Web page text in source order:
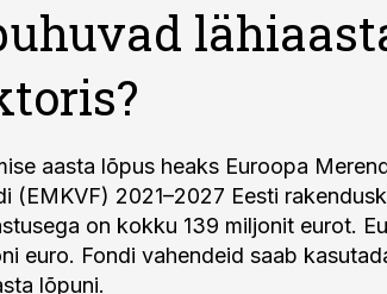
aasta lõpus heaks Euroopa
(EMKVF) 2021–2027 Eesti
on kokku 139 miljonit eurot.
euro. Fondi vahendeid saab
lõpuni.